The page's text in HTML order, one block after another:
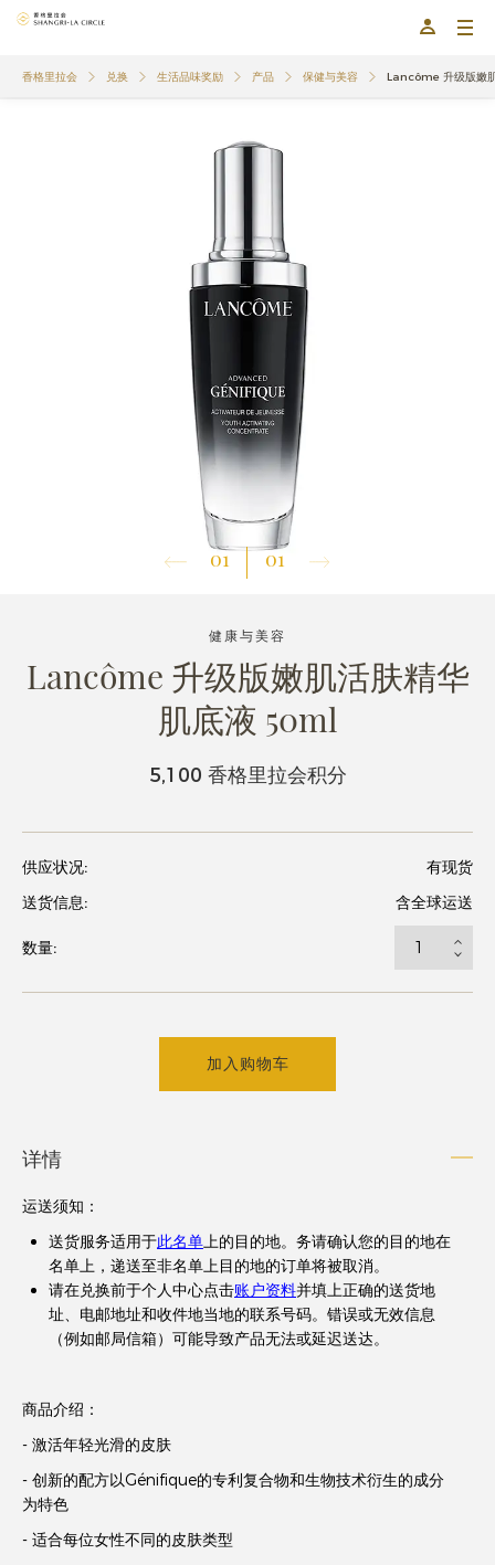
香格里拉会 兑换 生活品味奖励 产品 保健与美容 Lancôme 升级版嫩
01 01
健康与美容
Lancôme 升级版嫩肌活肤精华
肌底液 50ml
5,100 香格里拉会积分
供应状况:
有现货
送货信息:
含全球运送
数量:
加入购物车
详情
运送须知 ：
送货服务适用于此名单上的目的地。务请确认您的目的地在
名单上，递送至非名单上目的地的订单将被取消。
请在兑换前于个人中心点击账户资料并填上正确的送货地
址、电邮地址和收件地当地的联系号码。错误或无效信息
（例如邮局信箱）可能导致产品无法或延迟送达。
商品介绍：
- 激活年轻光滑的皮肤
- 创新的配方以Génifique的专利复合物和生物技术衍生的成分
为特色
- 适合每位女性不同的皮肤类型